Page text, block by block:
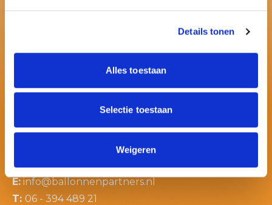
Details tonen
Alles toestaan
Selectie toestaan
Weigeren
E: info@ballonnenpartners.nl
T: 06 - 394 489 21